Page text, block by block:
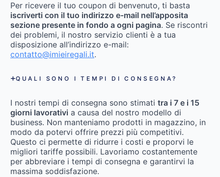
Per ricevere il tuo coupon di benvenuto, ti basta
iscriverti con il tuo indirizzo e-mail nell’apposita
sezione presente in fondo a ogni pagina. Se riscontri
dei problemi, il nostro servizio clienti è a tua
disposizione all’indirizzo e-mail:
contatto@imieiregali.it.
QUALI SONO I TEMPI DI CONSEGNA?
I nostri tempi di consegna sono stimati tra i 7 e i 15
giorni lavorativi a causa del nostro modello di
business. Non manteniamo prodotti in magazzino, in
modo da potervi offrire prezzi più competitivi.
Questo ci permette di ridurre i costi e proporvi le
migliori tariffe possibili. Lavoriamo costantemente
per abbreviare i tempi di consegna e garantirvi la
massima soddisfazione.